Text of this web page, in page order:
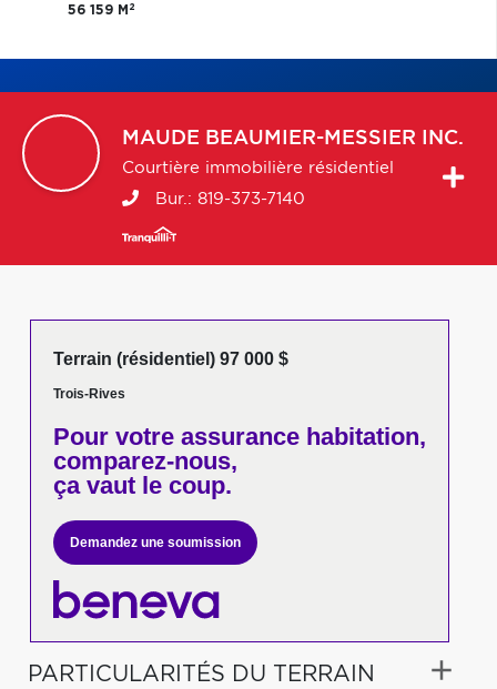
56 159 M 2
MAUDE BEAUMIER-MESSIER INC.
Courtière immobilière résidentiel
Bur.: 819-373-7140
Terrain (résidentiel) 97 000 $
Trois-Rives
Pour votreassurance habitation,
comparez-nous,
ça vaut le coup.
Demandez une soumission
PARTICULARITÉS DU TERRAIN